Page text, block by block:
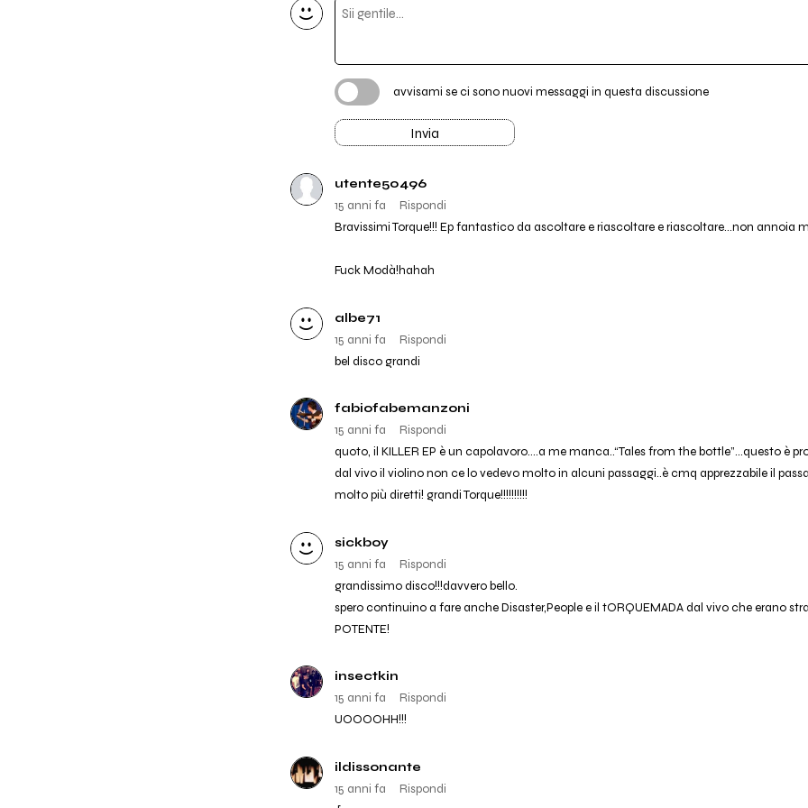
avvisami se ci sono nuovi messaggi in questa discussione
Invia
utente50496
15 anni fa
Rispondi
Bravissimi Torque!!! Ep fantastico da ascoltare e riascoltare e riascoltare...non annoia
Fuck Modà!hahah
albe71
15 anni fa
Rispondi
bel disco grandi
fabiofabemanzoni
15 anni fa
Rispondi
quoto, il KILLER EP è un capolavoro....a me manca..“Tales from the bottle”...questo è
dal vivo il violino non ce lo vedevo molto in alcuni passaggi..è cmq apprezzabile il
molto più diretti! grandi Torque!!!!!!!!!!
sickboy
15 anni fa
Rispondi
grandissimo disco!!!davvero bello.
spero continuino a fare anche Disaster,People e il tORQUEMADA dal vivo che erano
POTENTE!
insectkin
15 anni fa
Rispondi
UOOOOHH!!!
ildissonante
15 anni fa
Rispondi